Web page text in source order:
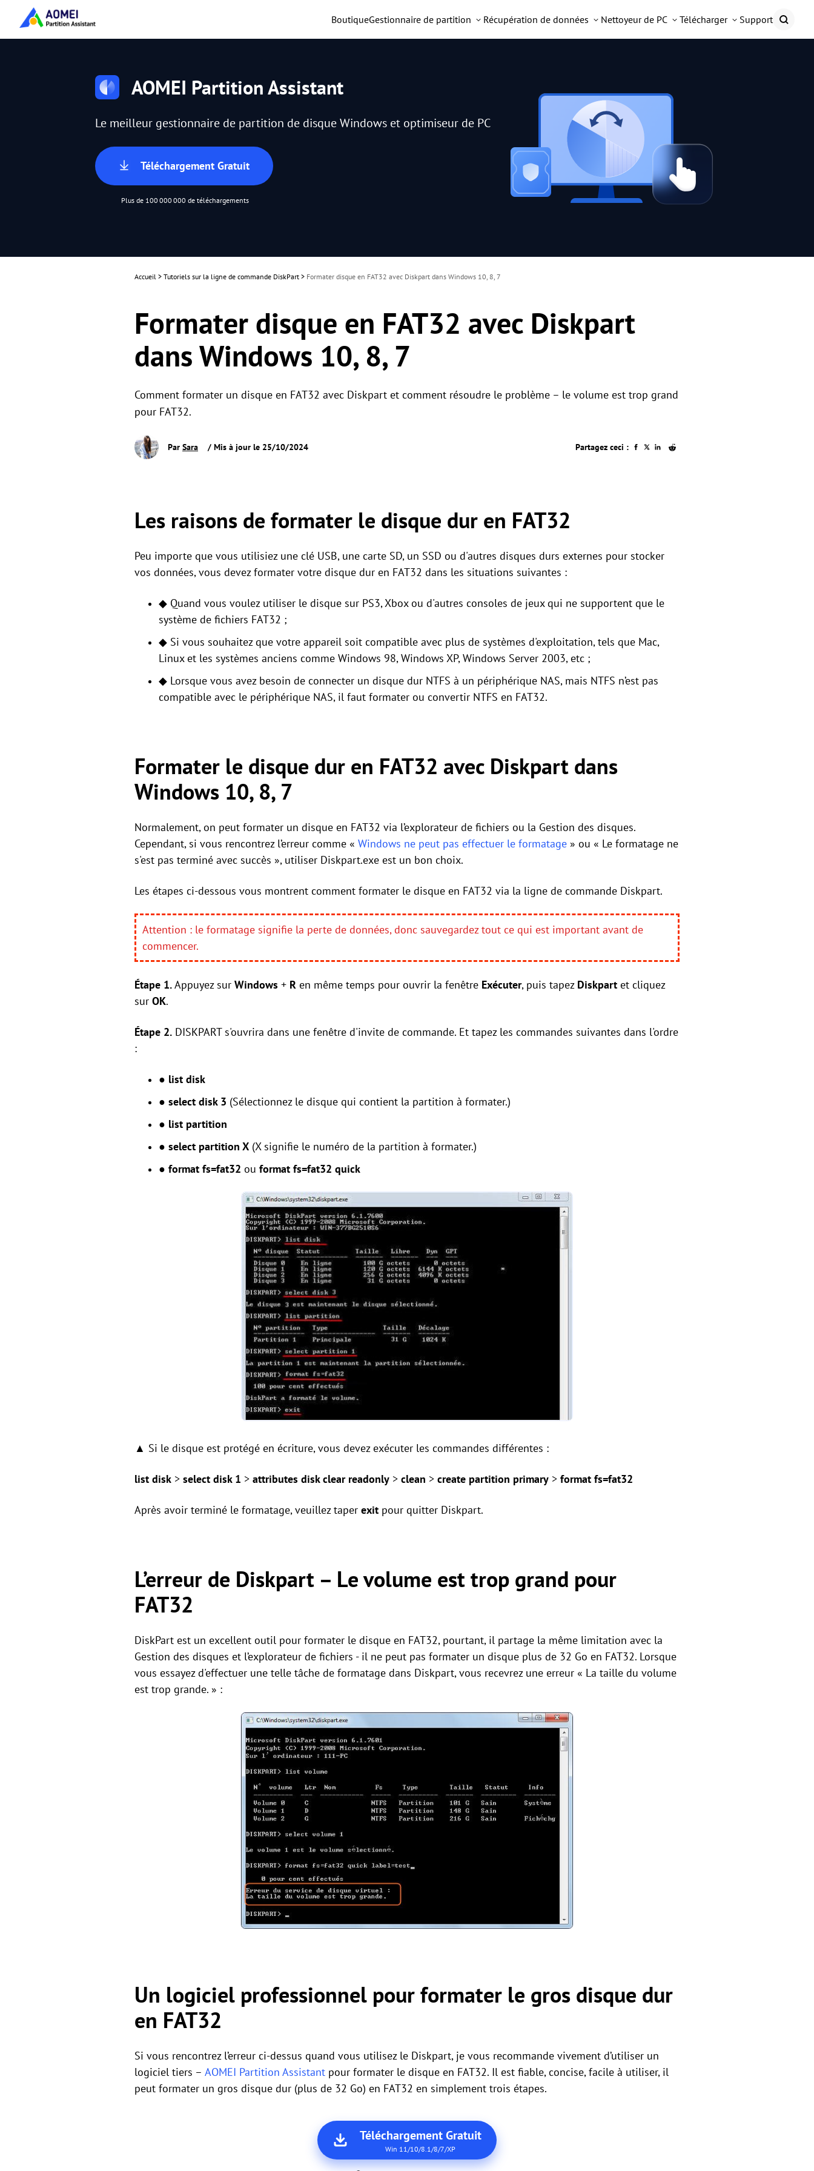
BoutiqueGestionnaire de partition Récupération de données Nettoyeur de PC Télécharger Support
AOMEI Partition Assistant
Le meilleur gestionnaire de partition de disque Windows et optimiseur de PC
Téléchargement Gratuit
Plus de 100 000 000 de téléchargements
Accueil > Tutoriels sur la ligne de commande DiskPart > Formater disque en FAT32 avec Diskpart dans Windows 10, 8, 7
Formater disque en FAT32 avec Diskpart
dans Windows 10, 8, 7
Comment formater un disque en FAT32 avec Diskpart et comment résoudre le problème – le volume est trop grand
pour FAT32.
Par Sara / Mis à jour le 25/10/2024 Partagez ceci :
Les raisons de formater le disque dur en FAT32
Peu importe que vous utilisiez une clé USB, une carte SD, un SSD ou d'autres disques durs externes pour stocker
vos données, vous devez formater votre disque dur en FAT32 dans les situations suivantes :
◆ Quand vous voulez utiliser le disque sur PS3, Xbox ou d'autres consoles de jeux qui ne supportent que le
système de fichiers FAT32 ;
◆ Si vous souhaitez que votre appareil soit compatible avec plus de systèmes d'exploitation, tels que Mac,
Linux et les systèmes anciens comme Windows 98, Windows XP, Windows Server 2003, etc ;
◆ Lorsque vous avez besoin de connecter un disque dur NTFS à un périphérique NAS, mais NTFS n’est pas
compatible avec le périphérique NAS, il faut formater ou convertir NTFS en FAT32.
Formater le disque dur en FAT32 avec Diskpart dans
Windows 10, 8, 7
Normalement, on peut formater un disque en FAT32 via l’explorateur de fichiers ou la Gestion des disques.
Cependant, si vous rencontrez l’erreur comme « Windows ne peut pas effectuer le formatage » ou « Le formatage ne
s'est pas terminé avec succès », utiliser Diskpart.exe est un bon choix.
Les étapes ci-dessous vous montrent comment formater le disque en FAT32 via la ligne de commande Diskpart.
Attention : le formatage signifie la perte de données, donc sauvegardez tout ce qui est important avant de
commencer.
Étape 1.Appuyez sur Windows + R en même temps pour ouvrir la fenêtre Exécuter, puis tapez Diskpart et cliquez
sur OK.
Étape 2. DISKPART s'ouvrira dans une fenêtre d'invite de commande. Et tapez les commandes suivantes dans l'ordre
:
● list disk
● select disk 3 (Sélectionnez le disque qui contient la partition à formater.)
● list partition
● select partition X (X signifie le numéro de la partition à formater.)
● format fs=fat32 ou format fs=fat32 quick
▲ Si le disque est protégé en écriture, vous devez exécuter les commandes différentes :
list disk > select disk 1 > attributes disk clear readonly > clean > create partition primary > format fs=fat32
Après avoir terminé le formatage, veuillez taper exit pour quitter Diskpart.
L’erreur de Diskpart – Le volume est trop grand pour
FAT32
DiskPart est un excellent outil pour formater le disque en FAT32, pourtant, il partage la même limitation avec la
Gestion des disques et l’explorateur de fichiers - il ne peut pas formater un disque plus de 32 Go en FAT32. Lorsque
vous essayez d'effectuer une telle tâche de formatage dans Diskpart, vous recevrez une erreur « La taille du volume
est trop grande. » :
Un logiciel professionnel pour formater le gros disque dur
en FAT32
Si vous rencontrez l’erreur ci-dessus quand vous utilisez le Diskpart, je vous recommande vivement d’utiliser un
logiciel tiers – AOMEI Partition Assistant pour formater le disque en FAT32. Il est fiable, concise, facile à utiliser, il
peut formater un gros disque dur (plus de 32 Go) en FAT32 en simplement trois étapes.
Téléchargement Gratuit
Win 11/10/8.1/8/7/XP